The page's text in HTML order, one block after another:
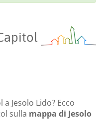
Jesolo Lido? Ecco
sulla mappa di Jesolo